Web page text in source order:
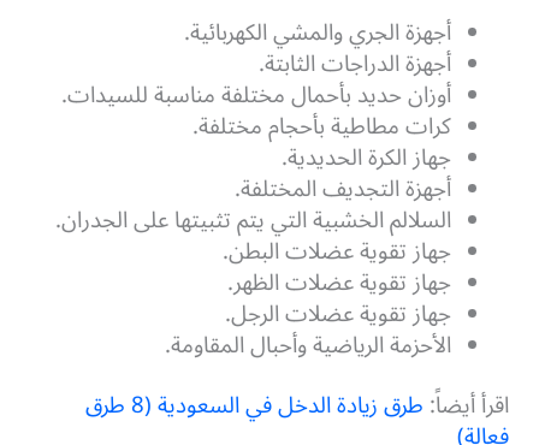
أجهزة الجري والمشي الكهربائية.
أجهزة الدراجات الثابتة.
أوزان حديد بأحمال مختلفة مناسبة للسيدات.
كرات مطاطية بأحجام مختلفة.
جهاز الكرة الحديدية.
أجهزة التجديف المختلفة.
السلالم الخشبية التي يتم تثبيتها على الجدران.
جهاز تقوية عضلات البطن.
جهاز تقوية عضلات الظهر.
جهاز تقوية عضلات الرجل.
الأحزمة الرياضية وأحبال المقاومة.
اقرأ أيضاً:
طرق زيادة الدخل في السعودية (8 طرق